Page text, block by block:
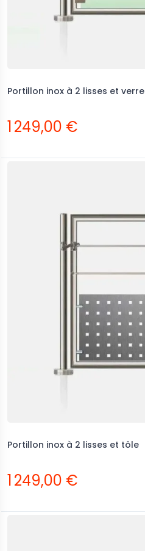
Portillon inox à 2 lisses et verre
1 249,00 €
Portillon inox à 2 lisses et tôle
1 249,00 €